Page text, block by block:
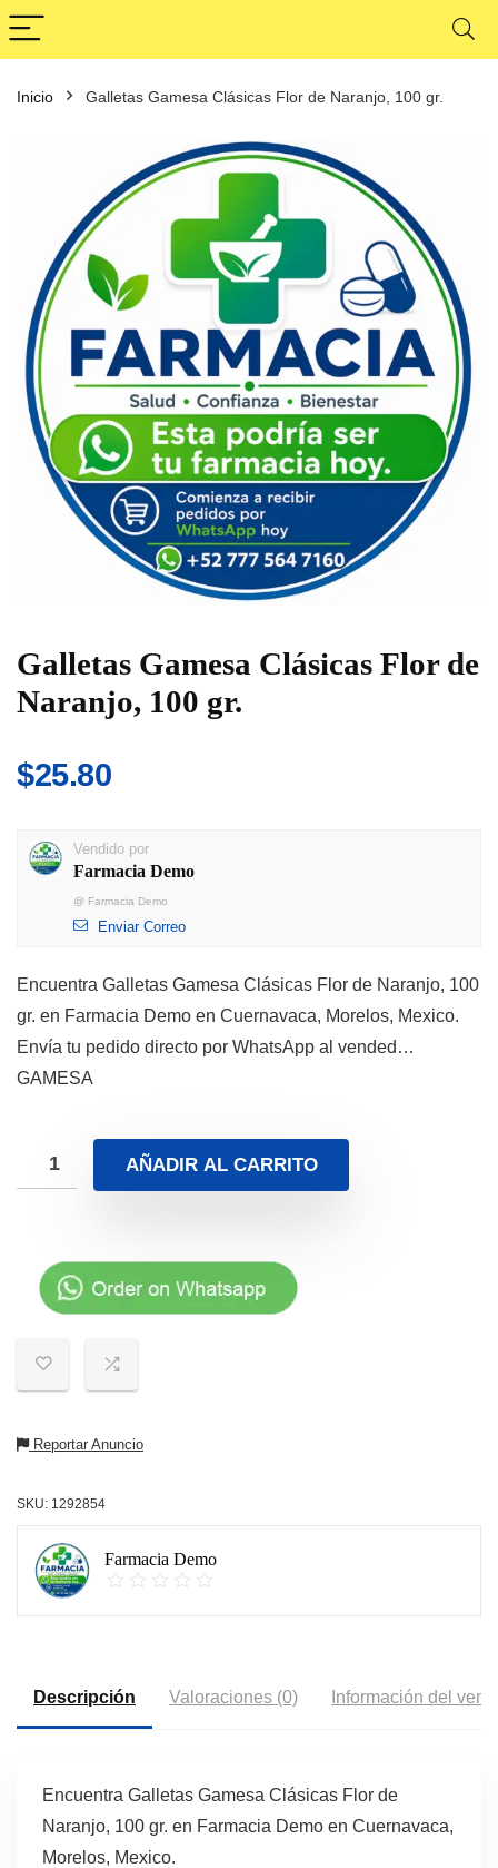
Inicio Galletas Gamesa Clásicas Flor de Naranjo, 100 gr.
Galletas Gamesa Clásicas Flor de
Naranjo, 100 gr.
$25.80
Vendido por
Farmacia Demo
@ Farmacia Demo
Enviar Correo
Encuentra Galletas Gamesa Clásicas Flor de Naranjo, 100
gr. en Farmacia Demo en Cuernavaca, Morelos, Mexico.
Envía tu pedido directo por WhatsApp al vended…
GAMESA
AÑADIR AL CARRITO
Reportar Anuncio
SKU: 1292854
Farmacia Demo
Descripción Valoraciones (0) Información del
Encuentra Galletas Gamesa Clásicas Flor de
Naranjo, 100 gr. en Farmacia Demo en Cuernavaca,
Morelos, Mexico.